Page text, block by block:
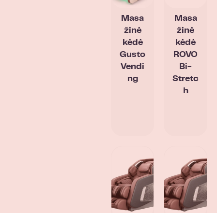
Masa
žinė
kėdė
Gusto
Vendi
ng
Masa
žinė
kėdė
ROVO
Bi-
Stretc
h